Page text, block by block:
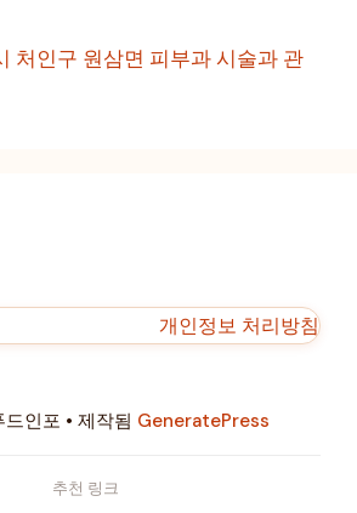
처인구 원삼면 피부과 시술과 관
개인정보 처리방침
인포 • 제작됨 GeneratePress
추천 링크